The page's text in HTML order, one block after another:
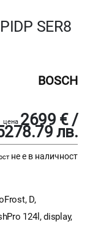
SER8
BOSCH
цена 2699 € /
лв.
не е в наличност
D,
124l, display,